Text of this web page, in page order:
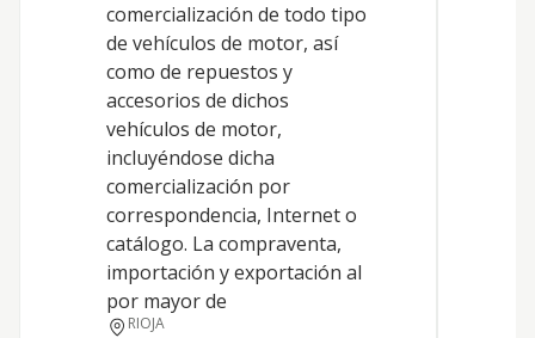
comercialización de todo tipo
de vehículos de motor, así
como de repuestos y
accesorios de dichos
vehículos de motor,
incluyéndose dicha
comercialización por
correspondencia, Internet o
catálogo. La compraventa,
importación y exportación al
por mayor de
RIOJA